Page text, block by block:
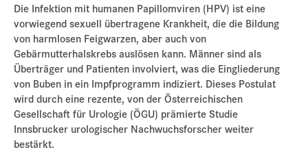
Service-Links
de |en
Die Infektion mit humanen Papillomviren (HPV) ist eine
vorwiegend sexuell übertragene Krankheit, die die Bildung
von harmlosen Feigwarzen, aber auch von
Gebärmutterhalskrebs auslösen kann. Männer sind als
Überträger und Patienten involviert, was die Eingliederung
von Buben in ein Impfprogramm indiziert. Dieses Postulat
wird durch eine rezente, von der Österreichischen
Gesellschaft für Urologie (ÖGU) prämierte Studie
Innsbrucker urologischer Nachwuchsforscher weiter
bestärkt.